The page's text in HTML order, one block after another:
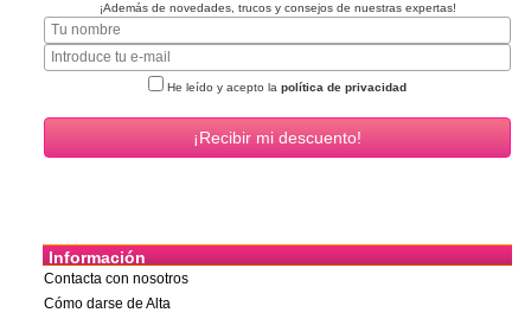
¡Además de novedades, trucos y consejos de nuestras expertas!
He leído y acepto la política de privacidad
Información
Contacta con nosotros
Cómo darse de Alta